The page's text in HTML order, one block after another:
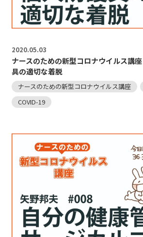
2020.05.03
ナースのための新型コロナウイルス講
具の適切な着脱
ナースのための新型コロナウイルス講座
COVID-19